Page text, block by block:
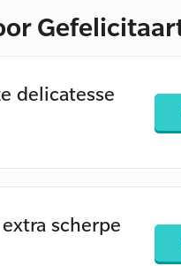
delicatesse
scherpe